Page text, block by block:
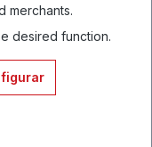
merchants.
desired function.